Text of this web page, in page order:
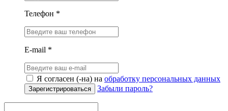
Телефон *
E-mail *
Я согласен (-на) на обработку персональных данных
Зарегистрироваться Забыли пароль?